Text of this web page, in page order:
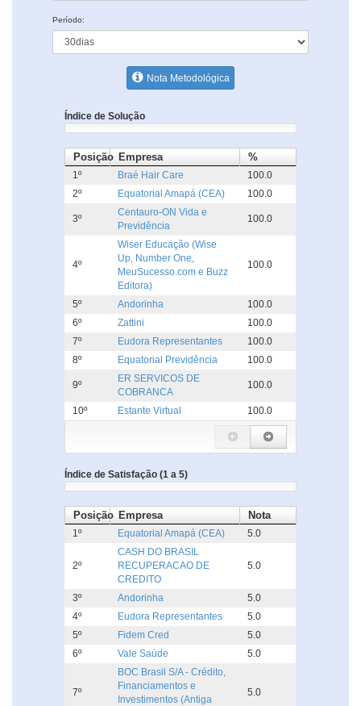
Período:
Nota Metodológica
Índice de Solução
Posição Empresa %
1º Braé Hair Care
100.0
2º
Equatorial Amapá (CEA) 100.0
3º
Centauro-ON Vida e
Previdência
100.0
4º
Wiser Educação (Wise
Up, Number One,
MeuSucesso.com e Buzz
Editora)
100.0
5º Andorinha
100.0
6º
Zattini
100.0
7º
Eudora Representantes
100.0
8º
Equatorial Previdência 100.0
9º
ER SERVICOS DE
COBRANCA
100.0
10º Estante Virtual 100.0
Índice de Satisfação (1 a 5)
Posição Empresa Nota
1º Equatorial Amapá (CEA) 5.0
2º
CASH DO BRASIL
RECUPERACAO DE
CREDITO
5.0
3º Andorinha
5.0
4º
Eudora Representantes
5.0
5º
Fidem Cred
5.0
6º
Vale Saúde 5.0
7º
BOC Brasil S/A - Crédito,
Financiamentos e
Investimentos (Antiga
5.0